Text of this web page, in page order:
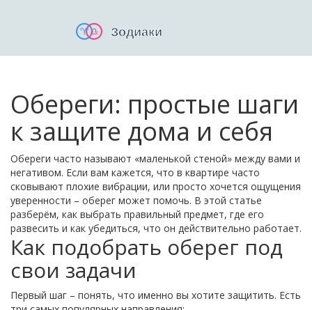
Обереги: простые шаги
к защите дома и себя
Обереги часто называют «маленькой стеной» между вами и
негативом. Если вам кажется, что в квартире часто
сковывают плохие вибрации, или просто хочется ощущения
уверенности – оберег может помочь. В этой статье
разберём, как выбрать правильный предмет, где его
развесить и как убедиться, что он действительно работает.
Как подобрать оберег под
свои задачи
Первый шаг – понять, что именно вы хотите защитить. Есть